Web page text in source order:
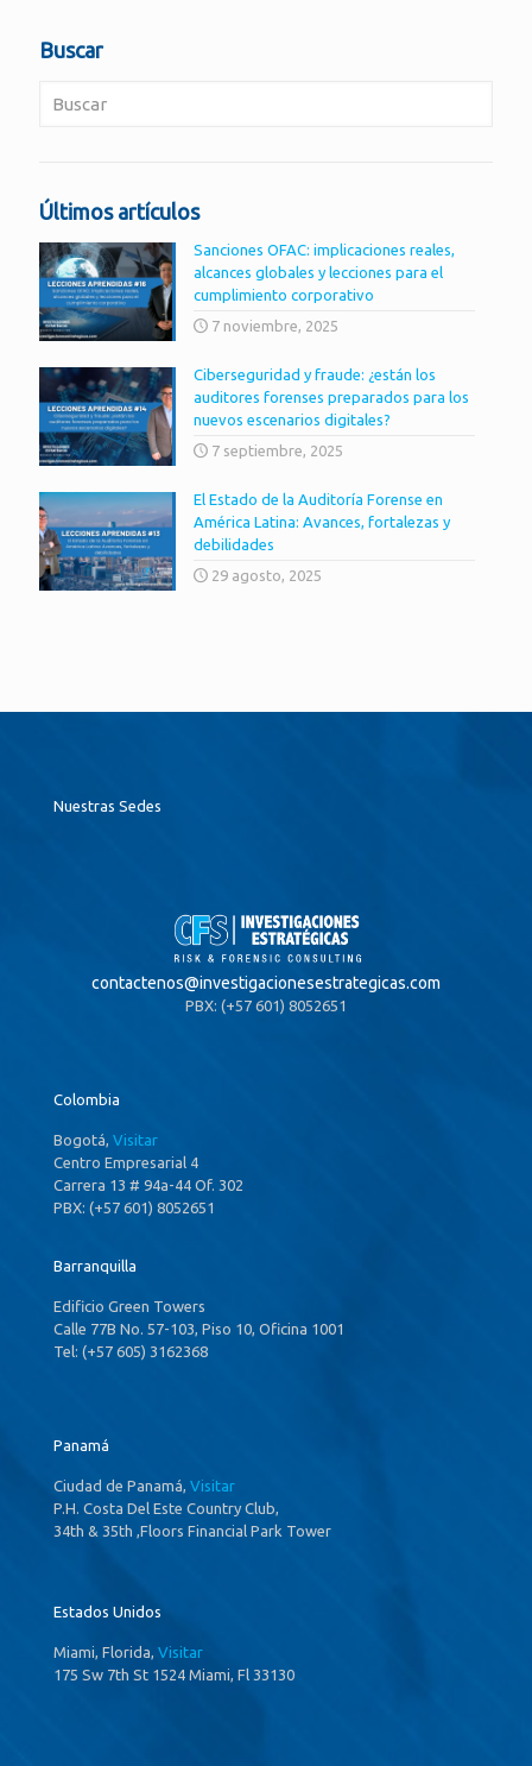
Buscar
Últimos artículos
Sanciones OFAC: implicaciones reales,
alcances globales y lecciones para el
cumplimiento corporativo
7 noviembre, 2025
Ciberseguridad y fraude: ¿están los
auditores forenses preparados para los
nuevos escenarios digitales?
7 septiembre, 2025
El Estado de la Auditoría Forense en
América Latina: Avances, fortalezas y
debilidades
29 agosto, 2025
Nuestras Sedes
contactenos@investigacionesestrategicas.com
PBX: (+57 601) 8052651
Colombia
Bogotá, Visitar
Centro Empresarial 4
Carrera 13 # 94a-44 Of. 302
PBX: (+57 601) 8052651
Barranquilla
Edificio Green Towers
Calle 77B No. 57-103, Piso 10, Oficina 1001
Tel: (+57 605) 3162368
Panamá
Ciudad de Panamá, Visitar
P.H. Costa Del Este Country Club,
34th & 35th ,Floors Financial Park Tower
Estados Unidos
Miami, Florida, Visitar
175 Sw 7th St 1524 Miami, Fl 33130